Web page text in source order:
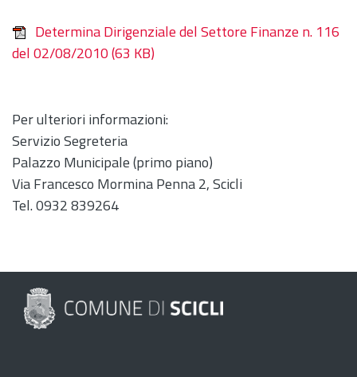
Determina Dirigenziale del Settore Finanze n. 116
del 02/08/2010(63 KB)
Per ulteriori informazioni:
Servizio Segreteria
Palazzo Municipale (primo piano)
Via Francesco Mormina Penna 2, Scicli
Tel. 0932 839264